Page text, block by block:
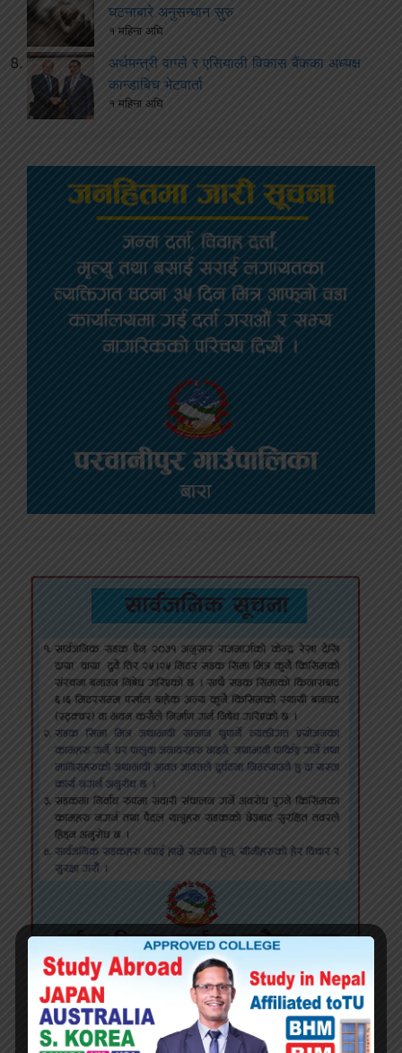
घटनाबारे अनुसन्धान सुरु
१ महिना अघि
अर्थमन्त्री वाग्ले र एसियाली विकास बैंकका अध्यक्ष
कान्डाबिच भेटवार्ता
१ महिना अघि